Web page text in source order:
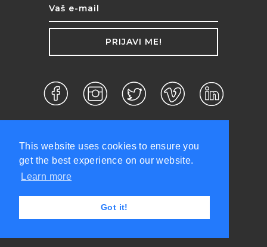
This website uses cookies to ensure you
get the best experience on our website.
Learn more
Got it!
PRIJAVI ME!